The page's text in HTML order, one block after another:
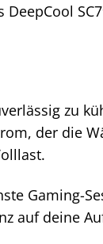
zu
der die
Gaming-
auf deine